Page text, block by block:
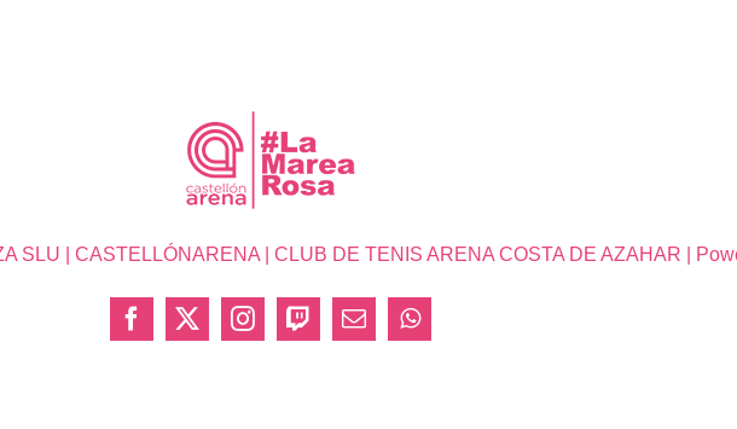
| CASTELLÓNARENA | CLUB DE TENIS ARENA COSTA DE AZAHAR |
Facebook
X InstagramTwitchCorreoWhatsApp